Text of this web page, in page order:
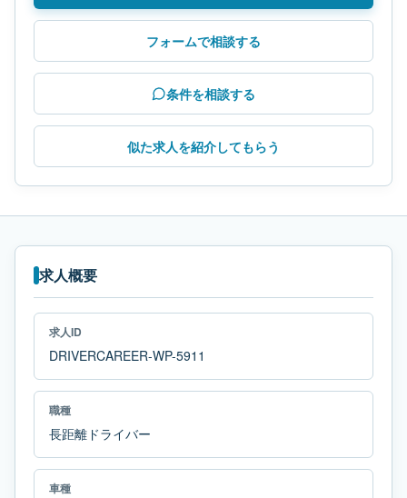
フォームで相談する
条件を相談する
似た求人を紹介してもらう
求人概要
求人ID
DRIVERCAREER-WP-5911
職種
長距離ドライバー
車種